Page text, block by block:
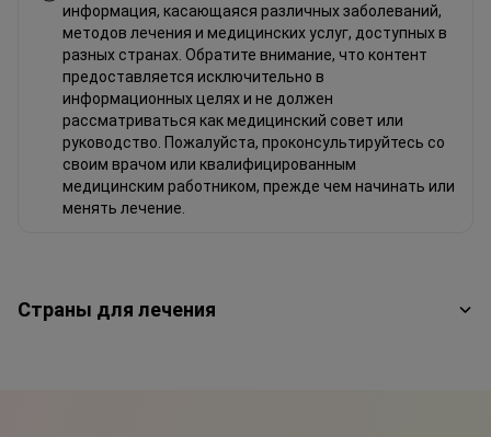
информация, касающаяся различных заболеваний,
методов лечения и медицинских услуг, доступных в
разных странах. Обратите внимание, что контент
предоставляется исключительно в
информационных целях и не должен
рассматриваться как медицинский совет или
руководство. Пожалуйста, проконсультируйтесь со
своим врачом или квалифицированным
медицинским работником, прежде чем начинать или
менять лечение.
Страны для лечения